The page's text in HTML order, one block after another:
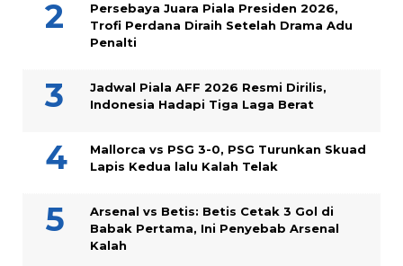
Persebaya Juara Piala Presiden 2026,
Trofi Perdana Diraih Setelah Drama Adu
Penalti
Jadwal Piala AFF 2026 Resmi Dirilis,
Indonesia Hadapi Tiga Laga Berat
Mallorca vs PSG 3-0, PSG Turunkan Skuad
Lapis Kedua lalu Kalah Telak
Arsenal vs Betis: Betis Cetak 3 Gol di
Babak Pertama, Ini Penyebab Arsenal
Kalah